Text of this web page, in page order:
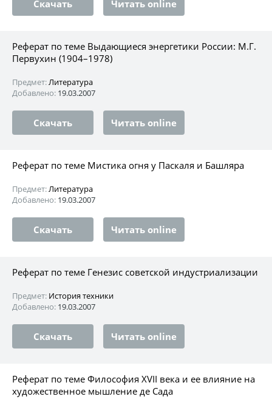
Скачать Читать online
Реферат по теме Выдающиеся энергетики России: М.Г.
Первухин (1904–1978)
Предмет:Литература
Добавлено: 19.03.2007
Скачать Читать online
Реферат по теме Мистика огня у Паскаля и Башляра
Предмет:Литература
Добавлено: 19.03.2007
Скачать Читать online
Реферат по теме Генезис советской индустриализации
Предмет: История техники
Добавлено: 19.03.2007
Скачать Читать online
Реферат по теме Философия XVII века и ее влияние на
художественное мышление де Сада